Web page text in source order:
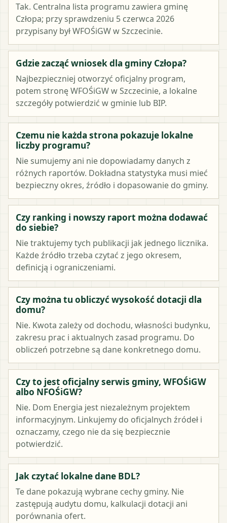
Tak. Centralna lista programu zawiera gminę
Człopa; przy sprawdzeniu 5 czerwca 2026
przypisany był WFOŚiGW w Szczecinie.
Gdzie zacząć wniosek dla gminy Człopa?
Najbezpieczniej otworzyć oficjalny program,
potem stronę WFOŚiGW w Szczecinie, a lokalne
szczegóły potwierdzić w gminie lub BIP.
Czemu nie każda strona pokazuje lokalne
liczby programu?
Nie sumujemy ani nie dopowiadamy danych z
różnych raportów. Dokładna statystyka musi mieć
bezpieczny okres, źródło i dopasowanie do gminy.
Czy ranking i nowszy raport można dodawać
do siebie?
Nie traktujemy tych publikacji jak jednego licznika.
Każde źródło trzeba czytać z jego okresem,
definicją i ograniczeniami.
Czy można tu obliczyć wysokość dotacji dla
domu?
Nie. Kwota zależy od dochodu, własności budynku,
zakresu prac i aktualnych zasad programu. Do
obliczeń potrzebne są dane konkretnego domu.
Czy to jest oficjalny serwis gminy, WFOŚiGW
albo NFOŚiGW?
Nie. Dom Energia jest niezależnym projektem
informacyjnym. Linkujemy do oficjalnych źródeł i
oznaczamy, czego nie da się bezpiecznie
potwierdzić.
Jak czytać lokalne dane BDL?
Te dane pokazują wybrane cechy gminy. Nie
zastępują audytu domu, kalkulacji dotacji ani
porównania ofert.